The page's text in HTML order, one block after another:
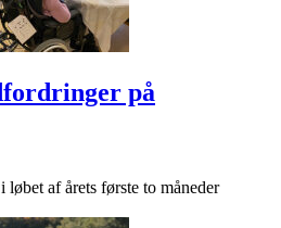
på
løbet af årets første to måneder